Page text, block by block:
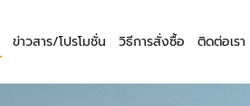
ข่าวสาร/โปรโมชั่น วิธีการสั่งซื้อ ติดต่อเรา